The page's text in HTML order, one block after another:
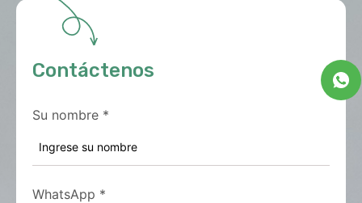
Contáctenos
Su nombre *
WhatsApp *